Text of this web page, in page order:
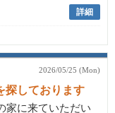
詳細
2026/05/25 (Mon)
探しております
家に来ていただい